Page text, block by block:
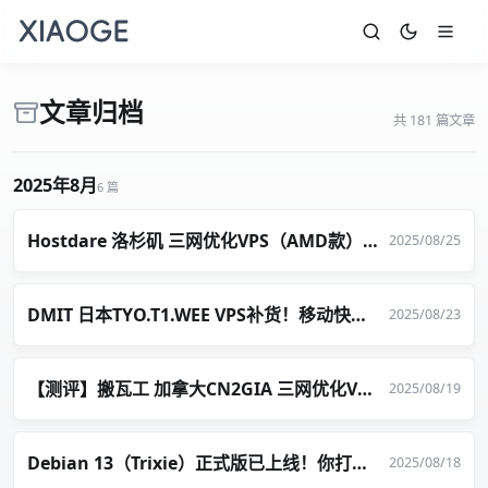
文章归档 共 181 篇文章
2025年8月6 篇
Hostdare 洛杉矶 三网优化VPS（AMD款）24.69 美元/年起 2025/08/25
DMIT 日本TYO.T1.WEE VPS补货！移动快乐机 36.9美元/年 2025/08/23
【测评】搬瓦工 加拿大CN2GIA 三网优化VPS测试 2025/08/19
Debian 13（Trixie）正式版已上线！你打算升级了吗？ 2025/08/18